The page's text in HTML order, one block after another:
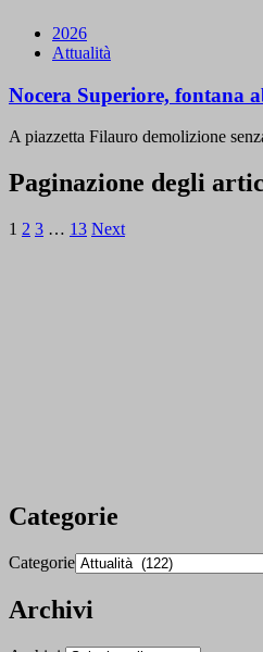
2026
Attualità
Nocera Superiore, fontana
A piazzetta Filauro demolizione
Paginazione degli
1 2 3 … 13 Next
Categorie
Categorie
Archivi